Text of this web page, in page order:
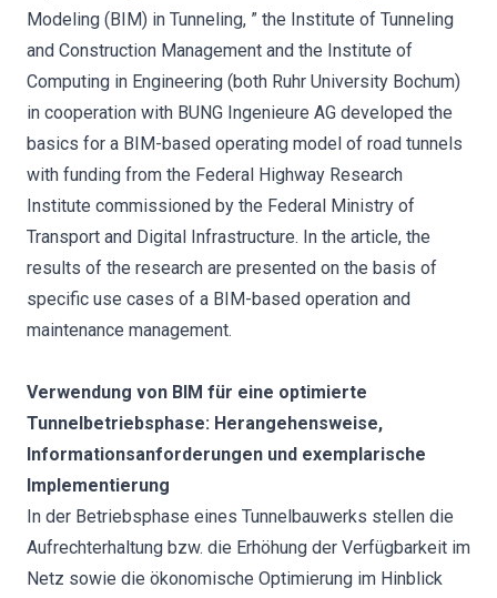
Modeling (BIM) in Tunneling, ” the Institute of Tunneling
and Construction Management and the Institute of
Computing in Engineering (both Ruhr University Bochum)
in cooperation with BUNG Ingenieure AG developed the
basics for a BIM-based operating model of road tunnels
with funding from the Federal Highway Research
Institute commissioned by the Federal Ministry of
Transport and Digital Infrastructure. In the article, the
results of the research are presented on the basis of
specific use cases of a BIM-based operation and
maintenance management.
Verwendung von BIM für eine optimierte
Tunnelbetriebsphase: Herangehensweise,
Informationsanforderungen und exemplarische
Implementierung
In der Betriebsphase eines Tunnelbauwerks stellen die
Aufrechterhaltung bzw. die Erhöhung der Verfügbarkeit im
Netz sowie die ökonomische Optimierung im Hinblick